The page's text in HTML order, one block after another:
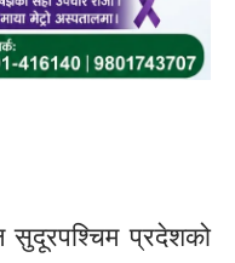
सुदूरपश्चिम प्रदेशको